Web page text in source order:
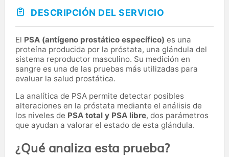
En nuestros laboratorios realizamos más de 50 millones
de análisis anualmente gracias a la aplicación de los
DESCRIPCIÓN DEL SERVICIO
El PSA (antígeno prostático específico) es una
proteína producida por la próstata, una glándula del
sistema reproductor masculino. Su medición en
sangre es una de las pruebas más utilizadas para
evaluar la salud prostática.
La analítica de PSA permite detectar posibles
alteraciones en la próstata mediante el análisis de
los niveles de PSA total y PSA libre, dos parámetros
que ayudan a valorar el estado de esta glándula.
¿Qué analiza esta prueba?